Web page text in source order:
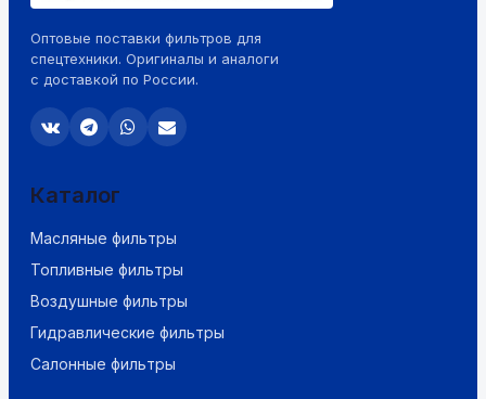
Оптовые поставки фильтров для
спецтехники. Оригиналы и аналоги
с доставкой по России.
Каталог
Масляные фильтры
Топливные фильтры
Воздушные фильтры
Гидравлические фильтры
Салонные фильтры